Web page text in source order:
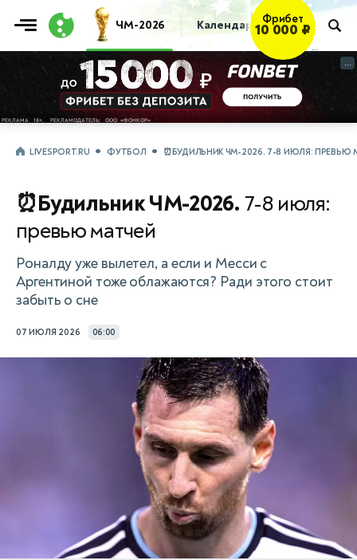
ЧМ-2026 Календарь Таблица
Фрибет
10 000 ₽
...
...
LIVESPORT.RU ФУТБОЛ ⏰БУДИЛЬНИК ЧМ-2026. 7-8 ИЮЛЯ: ПРЕВЬЮ
⏰Будильник ЧМ-2026. 7-8 июля:
превью матчей
Роналду уже вылетел, а если и Месси с
Аргентиной тоже облажаются? Ради этого стоит
забыть о сне
07 ИЮЛЯ 2026 06:00